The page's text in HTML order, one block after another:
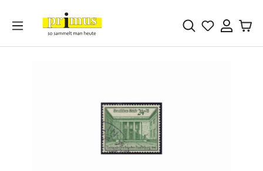
Zum Hauptinhalt springen
Du hast 0